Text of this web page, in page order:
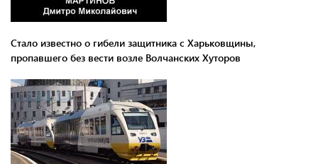
Стало известно о гибели защитника с Харьковщины,
пропавшего без вести возле Волчанских Хуторов